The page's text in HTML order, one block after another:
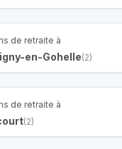
de retraite à
en-Gohelle(2)
de retraite à
(2)